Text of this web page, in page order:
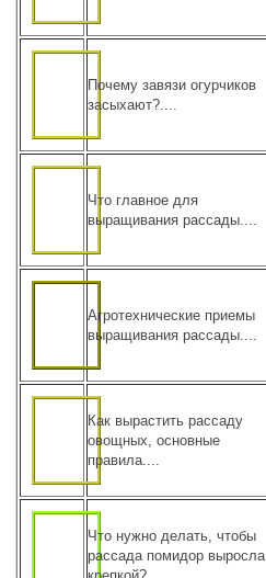
Почему завязи огурчиков
засыхают?....
Что главное для
выращивания рассады....
Агротехнические приемы
выращивания рассады....
Как вырастить рассаду
овощных, основные
правила....
Что нужно делать, чтобы
рассада помидор выросла